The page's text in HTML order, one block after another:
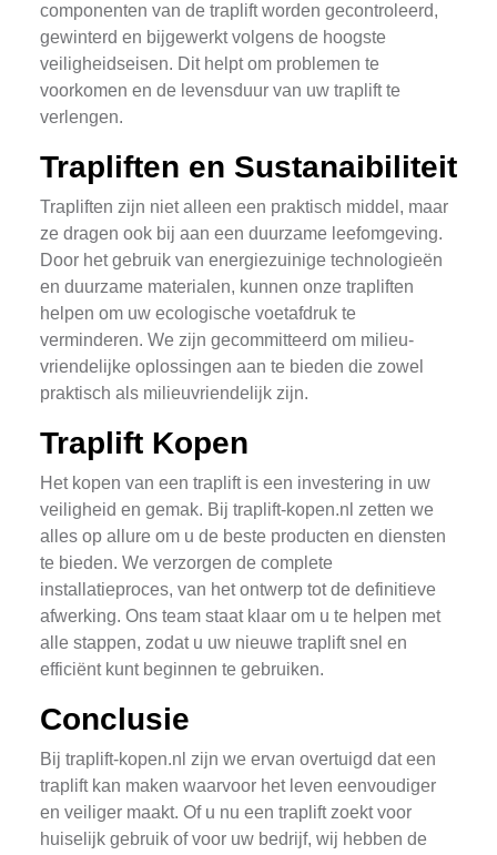
componenten van de traplift worden gecontroleerd,
gewinterd en bijgewerkt volgens de hoogste
veiligheidseisen. Dit helpt om problemen te
voorkomen en de levensduur van uw traplift te
verlengen.
Trapliften en Sustanaibiliteit
Trapliften zijn niet alleen een praktisch middel, maar
ze dragen ook bij aan een duurzame leefomgeving.
Door het gebruik van energiezuinige technologieën
en duurzame materialen, kunnen onze trapliften
helpen om uw ecologische voetafdruk te
verminderen. We zijn gecommitteerd om milieu-
vriendelijke oplossingen aan te bieden die zowel
praktisch als milieuvriendelijk zijn.
Traplift Kopen
Het kopen van een traplift is een investering in uw
veiligheid en gemak. Bij traplift-kopen.nl zetten we
alles op allure om u de beste producten en diensten
te bieden. We verzorgen de complete
installatieproces, van het ontwerp tot de definitieve
afwerking. Ons team staat klaar om u te helpen met
alle stappen, zodat u uw nieuwe traplift snel en
efficiënt kunt beginnen te gebruiken.
Conclusie
Bij traplift-kopen.nl zijn we ervan overtuigd dat een
traplift kan maken waarvoor het leven eenvoudiger
en veiliger maakt. Of u nu een traplift zoekt voor
huiselijk gebruik of voor uw bedrijf, wij hebben de